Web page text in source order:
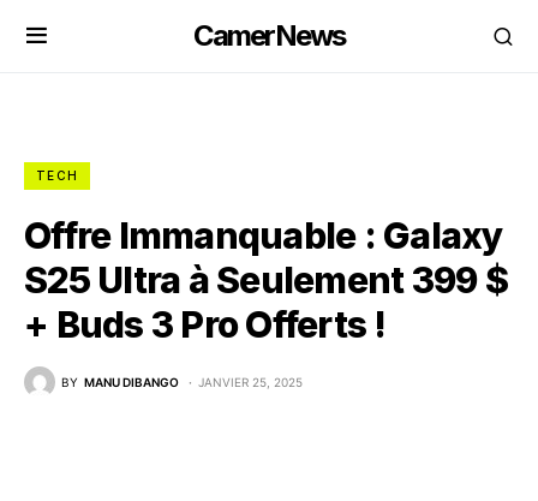
CamerNews
TECH
Offre Immanquable : Galaxy
S25 Ultra à Seulement 399 $
+ Buds 3 Pro Offerts !
BY MANU DIBANGO JANVIER 25, 2025